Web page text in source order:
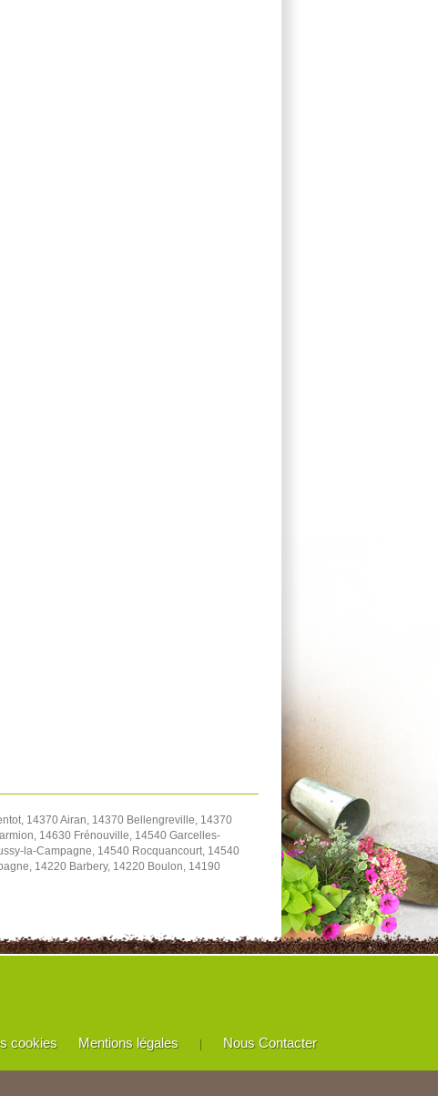
14370 Airan, 14370 Bellengreville, 14370
14630 Frénouville, 14540 Garcelles-
la-Campagne, 14540 Rocquancourt, 14540
14220 Barbery, 14220 Boulon, 14190
cookies Mentions légales Nous Contacter